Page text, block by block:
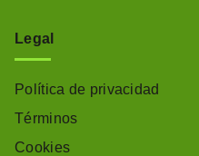
Legal
Política de privacidad
Términos
Cookies